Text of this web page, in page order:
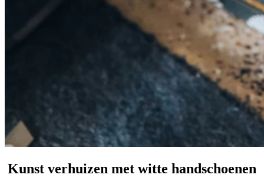
Kunst verhuizen met witte handschoenen